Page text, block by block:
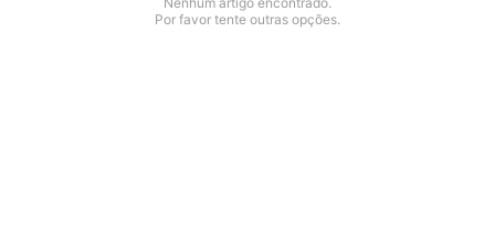
Por favor tente outras opções.